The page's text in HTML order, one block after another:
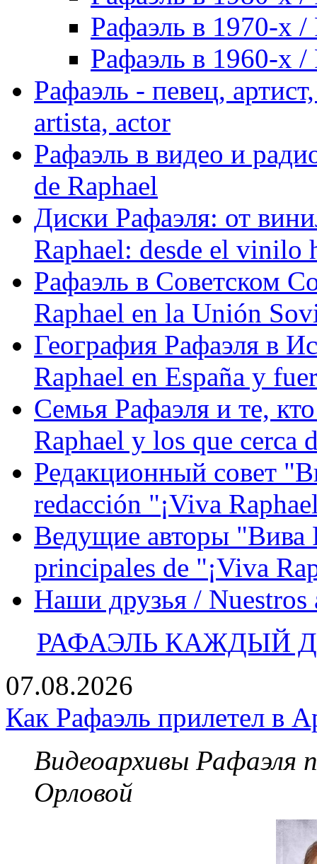
Рафаэль в 1970-х /
Рафаэль в 1960-х /
Рафаэль - певец,
artista, actor
Рафаэль в видео и
de Raphael
Диски Рафаэля: от
Raphael: desde el vinilo
Рафаэль в Советском
Raphael en la Unión
География Рафаэля в
Raphael en España y
Семья Рафаэля и те,
Raphael y los que cerca
Редакционный совет
redacción "¡Viva
Ведущие авторы "Вива
principales de "¡Viva
Наши друзья / Nuestros
РАФАЭЛЬ КАЖДЫЙ
07.08.2026
Как Рафаэль прилетел в
Видеоархивы Рафаэля
Орловой